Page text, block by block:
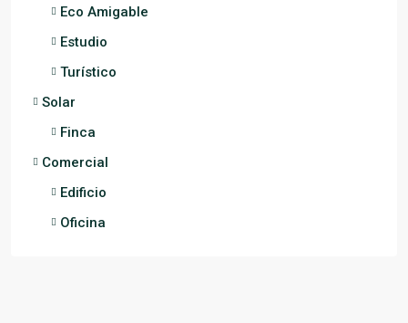
Eco Amigable
Estudio
Turístico
Solar
Finca
Comercial
Edificio
Oficina